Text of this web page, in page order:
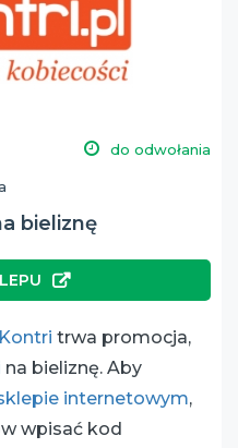
do odwołania
bieliznę
trwa promocja,
na bieliznę. Aby
internetowym,
wpisać kod